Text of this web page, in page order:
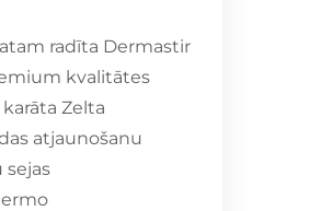
radīta Dermastir
kvalitātes
Zelta
atjaunošanu
sejas